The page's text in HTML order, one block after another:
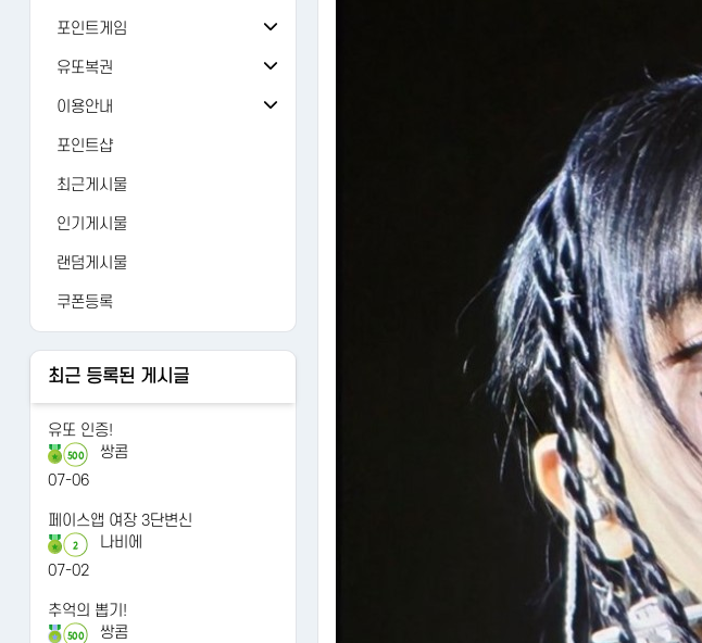
버그/건의
가입인사
자유게시판
유머
AI 갤러리
연예인
오늘의 출석
오늘의 미션
추억의 뽑기
오늘의 룰렛
오늘의 복권
오늘의 카트
오늘의 로또
포인트게임
검 강화
주사위
주사위ver-2
가위바위보
사다리홀짝
사다리게임
유또복권
유또복권
내 유또
당첨번호
수동등록
당첨조회
당첨분석
이용안내
FAQ
1:1문의
레벨정책
포인트정책
이용약관
개인정보처리방침
포인트샵
최근게시물
인기게시물
랜덤게시물
쿠폰등록
최근 등록된 게시글
유또 인증!
500
쌍콤
07-06
페이스앱 여장 3단변신
2
나비에
07-02
추억의 뽑기!
500
쌍콤